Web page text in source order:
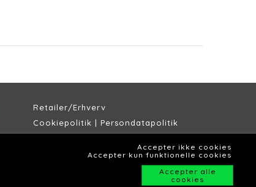
Retailer/Erhverv
Cookiepolitik | Persondatapolitik
Lagersalg Slagelse
Accepter ikke cookies
Accepter kun funktionelle cookies
Accepter alle
cookies